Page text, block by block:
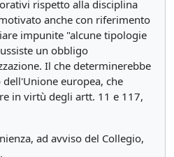
rispetto alla disciplina
anche con riferimento
impunite "alcune tipologie
un obbligo
Il che determinerebbe
europea, che
in virtù degli artt. 11 e 117,
ad avviso del Collegio,